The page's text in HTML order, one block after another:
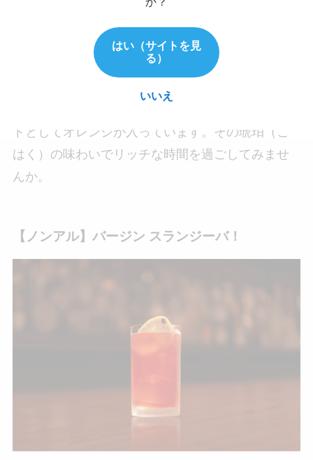
アンバーズ リッチ
トとしてオレンジが入っています。その琥珀（こ
はく）の味わいでリッチな時間を過ごしてみませ
んか。
【ノンアル】バージン スランジーバ！
はい（サイトを見
る）
いいえ